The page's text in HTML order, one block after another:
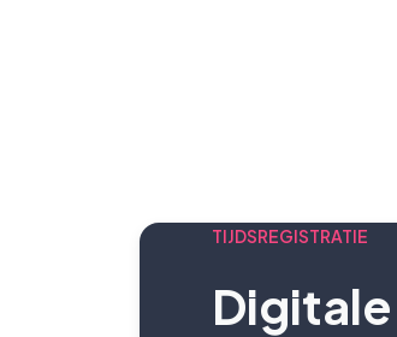
TIJDSREGISTRATIE
Digitale